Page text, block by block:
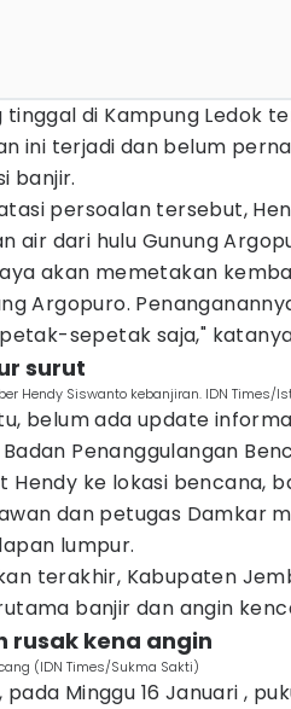
tinggal di Kampung Ledok
ini terjadi dan belum
banjir.
persoalan tersebut,
air dari hulu Gunung
akan memetakan
Argopuro.
sepetak saja,"
surut
Hendy Siswanto kebanjiran. IDN Times/
belum ada update
Penanggulangan
Hendy ke lokasi bencana,
dan petugas Damkar
lumpur.
terakhir, Kabupaten
banjir dan angin
rusak kena angin
(IDN Times/Sukma Sakti)
Minggu 16 Januari ,